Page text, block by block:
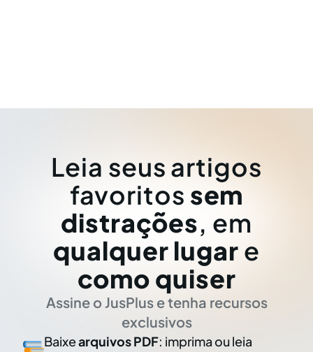
Leia seus artigos
favoritos sem
distrações, em
qualquer lugar e
como quiser
Assine o JusPlus e tenha recursos
exclusivos
Baixearquivos PDF: imprima ou leia